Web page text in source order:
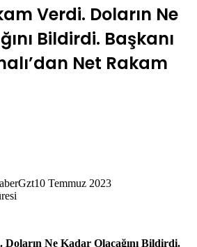
Verdi. Doların Ne
Bildirdi. Başkanı
Net Rakam
10 Temmuz 2023
Doların Ne Kadar Olacağını Bildirdi.